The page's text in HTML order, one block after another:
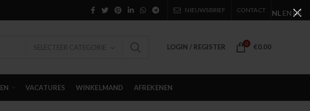
NIEUWSBRIEF CONTACT
SELECTEER CATEGORIE LOGIN / REGISTER 0 €0.00
VACATURES WINKELMAND AFREKENEN
NL EN DE